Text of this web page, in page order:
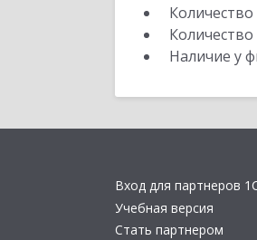
Наличие у
Вход для партнеров
Учебная версия
Стать партнером